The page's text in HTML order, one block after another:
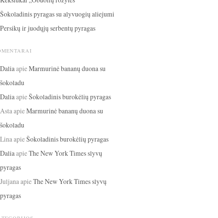
Šokoladinis pyragas su alyvuogių aliejumi
Persikų ir juodųjų serbentų pyragas
DaliaapieMarmurinė bananų duona su
šokoladu
DaliaapieŠokoladinis burokėlių pyragas
AstaapieMarmurinė bananų duona su
šokoladu
LinaapieŠokoladinis burokėlių pyragas
DaliaapieThe New York Times slyvų
pyragas
JuljanaapieThe New York Times slyvų
pyragas